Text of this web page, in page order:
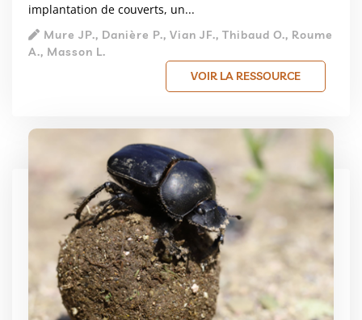
implantation de couverts, un...
Mure JP., Danière P., Vian JF., Thibaud O., Roume
A., Masson L.
VOIR LA RESSOURCE